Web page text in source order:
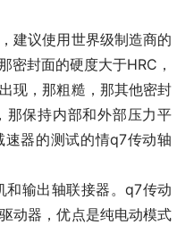
建议使用世界级制造商的
密封面的硬度大于HRC，
现，那粗糙，那其他密封
那保持内部和外部压力平
器的测试的情q7传动轴
和输出轴联接器。q7传动
动器，优点是纯电动模式